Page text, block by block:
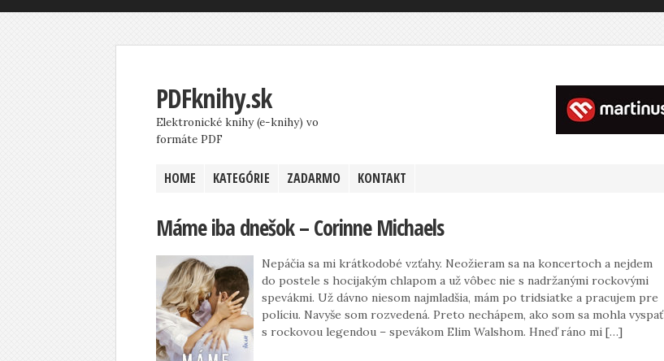
PDFknihy.sk
Elektronické knihy (e-knihy) vo
formáte PDF
HOME KATEGÓRIE ZADARMO KONTAKT
Máme iba dnešok – Corinne Michaels
Nepáčia sa mi krátkodobé vzťahy. Neožieram sa na koncertoch a nejdem
do postele s hocijakým chlapom a už vôbec nie s nadržanými rockovými
spevákmi. Už dávno niesom najmladšia, mám po tridsiatke a pracujem pre
políciu. Navyše som rozvedená. Preto nechápem, ako som sa mohla vyspať
s rockovou legendou – spevákom Elim Walshom. Hneď ráno mi […]